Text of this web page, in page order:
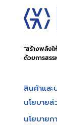
"สร้างพลัง
ด้วยการสร
สินค้าและ
นโยบาย
นโยบายก